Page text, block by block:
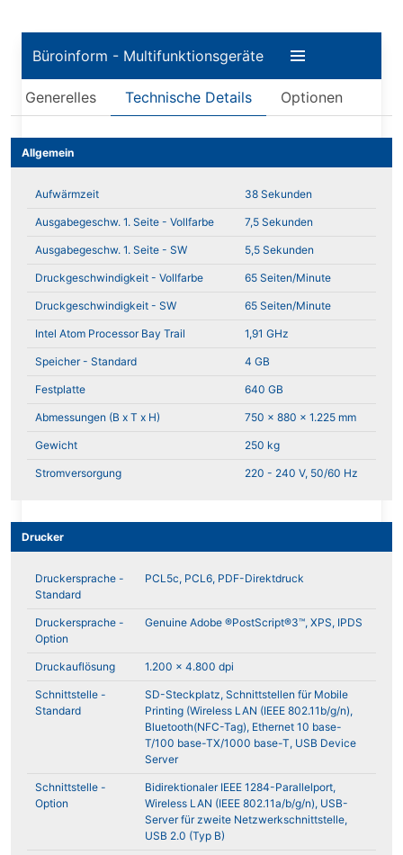
Büroinform - Multifunktionsgeräte
Generelles Technische Details Optionen
Allgemein
Aufwärmzeit 38 Sekunden
Ausgabegeschw. 1. Seite - Vollfarbe 7,5 Sekunden
Ausgabegeschw. 1. Seite - SW 5,5 Sekunden
Druckgeschwindigkeit - Vollfarbe 65 Seiten/Minute
Druckgeschwindigkeit - SW 65 Seiten/Minute
Intel Atom Processor Bay Trail 1,91 GHz
Speicher - Standard 4 GB
Festplatte 640 GB
Abmessungen (B x T x H) 750 x 880 x 1.225 mm
Gewicht 250 kg
Stromversorgung 220 - 240 V, 50/60 Hz
Drucker
Druckersprache -
Standard
PCL5c, PCL6, PDF-Direktdruck
Druckersprache -
Option
Genuine Adobe ®PostScript®3™, XPS, IPDS
Druckauflösung 1.200 x 4.800 dpi
Schnittstelle -
Standard
SD-Steckplatz, Schnittstellen für Mobile
Printing (Wireless LAN (IEEE 802.11b/g/n),
Bluetooth(NFC-Tag), Ethernet 10 base-
T/100 base-TX/1000 base-T, USB Device
Server
Schnittstelle -
Option
Bidirektionaler IEEE 1284-Parallelport,
Wireless LAN (IEEE 802.11a/b/g/n), USB-
Server für zweite Netzwerkschnittstelle,
USB 2.0 (Typ B)